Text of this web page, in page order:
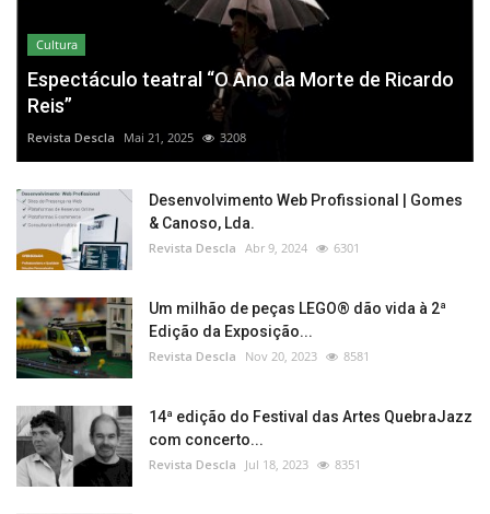
Cultura
Espectáculo teatral “O Ano da Morte de Ricardo
Reis”
Revista Descla Mai 21, 2025 3208
Desenvolvimento Web Profissional | Gomes
& Canoso, Lda.
Revista Descla Abr 9, 2024 6301
Um milhão de peças LEGO® dão vida à 2ª
Edição da Exposição...
Revista Descla Nov 20, 2023 8581
14ª edição do Festival das Artes QuebraJazz
com concerto...
Revista Descla Jul 18, 2023 8351